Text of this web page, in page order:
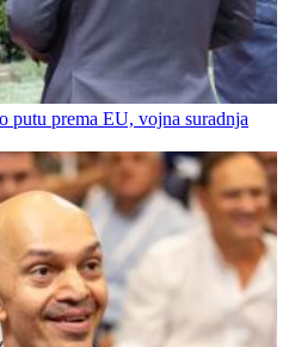
putu prema EU, vojna suradnja